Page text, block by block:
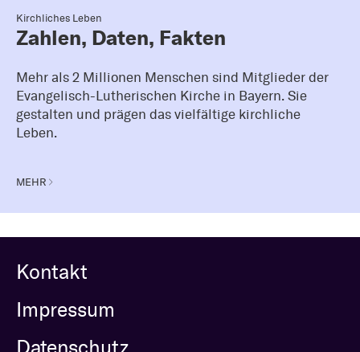
Kirchliches Leben
Zahlen, Daten, Fakten
Mehr als 2 Millionen Menschen sind Mitglieder der
Evangelisch-Lutherischen Kirche in Bayern. Sie
gestalten und prägen das vielfältige kirchliche
Leben.
MEHR
Kontakt
Impressum